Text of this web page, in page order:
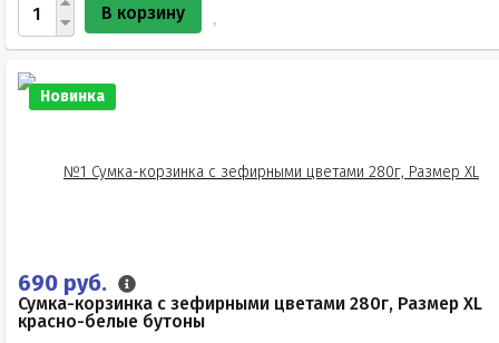
В корзину
Новинка
690 руб.
Сумка-корзинка с зефирными цветами 280г, Размер XL
красно-белые бутоны